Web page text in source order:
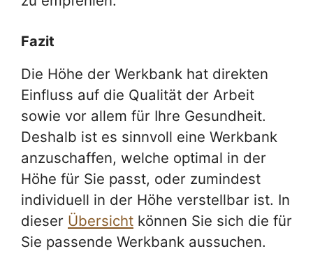
Fazit
Die Höhe der Werkbank hat direkten
Einfluss auf die Qualität der Arbeit
sowie vor allem für Ihre Gesundheit.
Deshalb ist es sinnvoll eine Werkbank
anzuschaffen, welche optimal in der
Höhe für Sie passt, oder zumindest
individuell in der Höhe verstellbar ist. In
dieser Übersicht können Sie sich die für
Sie passende Werkbank aussuchen.